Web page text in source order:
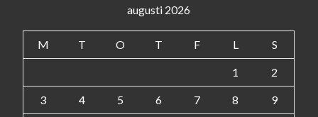
augusti 2026
M T O T F L S
1 2
3 4 5 6 7 8 9